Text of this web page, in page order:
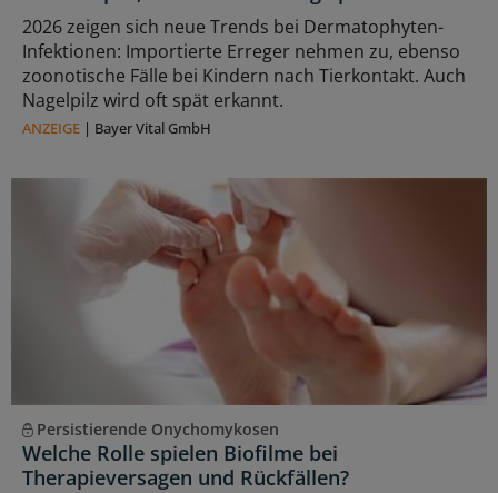
2026 zeigen sich neue Trends bei Dermatophyten-
Infektionen: Importierte Erreger nehmen zu, ebenso
zoonotische Fälle bei Kindern nach Tierkontakt. Auch
Nagelpilz wird oft spät erkannt.
ANZEIGE | Bayer Vital GmbH
Persistierende Onychomykosen
Welche Rolle spielen Biofilme bei
Therapieversagen und Rückfällen?